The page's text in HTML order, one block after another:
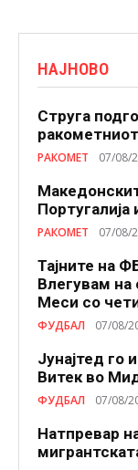
НАЈНОВО
Струга
РАКОМЕТ 07/08/
Португалија
РАКОМЕТ 07/08/
Тајните на
Влегувам на
Меси со
ФУДБАЛ 07/08/
Јунајтед го
Витек во
ФУДБАЛ 07/08/
Натпревар